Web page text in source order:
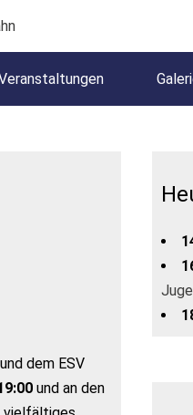
dem ESV
und an den